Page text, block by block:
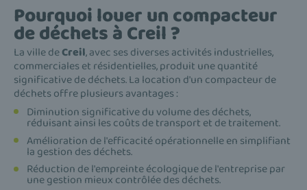
Pourquoi louer un compacteur
de déchets à Creil ?
La ville deCreil, avec ses diverses activités industrielles,
commerciales et résidentielles, produit une quantité
significative de déchets. La location d'un compacteur de
déchets offre plusieurs avantages :
Diminution significative du volume des déchets,
réduisant ainsi les coûts de transport et de traitement.
Amélioration de l'efficacité opérationnelle en simplifiant
la gestion des déchets.
Réduction de l'empreinte écologique de l'entreprise par
une gestion mieux contrôlée des déchets.